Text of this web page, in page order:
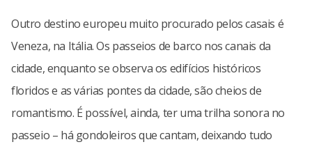
Outro destino europeu muito procurado pelos casais é
Veneza, na Itália. Os passeios de barco nos canais da
cidade, enquanto se observa os edifícios históricos
floridos e as várias pontes da cidade, são cheios de
romantismo. É possível, ainda, ter uma trilha sonora no
passeio – há gondoleiros que cantam, deixando tudo